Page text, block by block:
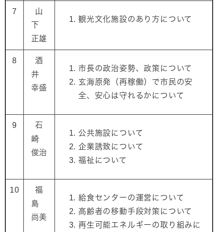
7
山
下
正雄
観光文化施設のあり方について
8
酒
井
幸盛
市長の政治姿勢、政策について
玄海原発（再稼働）で市民の安
全、安心は守れるかについて
9
石
崎
俊治
公共施設について
企業誘致について
福祉について
10
福
島
尚美
給食センターの運営について
高齢者の移動手段対策について
再生可能エネルギーの取り組みに